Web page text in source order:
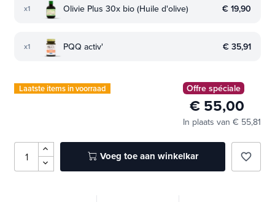
x1 Olivie Plus 30x bio (Huile d'olive) € 19,90
x1 PQQ activ' € 35,91
Laatste items in voorraad Offre spéciale
€ 55,00
In plaats van € 55,81
Voeg toe aan winkelkar favorite_border